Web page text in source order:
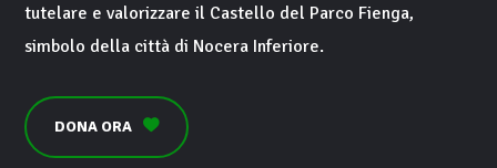
tutelare e valorizzare il Castello del Parco Fienga,
simbolo della città di Nocera Inferiore.
DONA ORA